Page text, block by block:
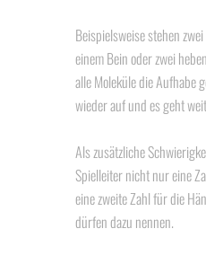
Beispielsweise stehen
einem Bein oder zwei
alle Moleküle die Aufhabe
wieder auf und es geht
Als zusätzliche
Spielleiter nicht nur eine
eine zweite Zahl für die
dürfen dazu nennen.